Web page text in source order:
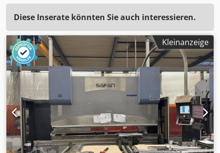
Diese Inserate könnten Sie auch interessieren.
Kleinanzeige